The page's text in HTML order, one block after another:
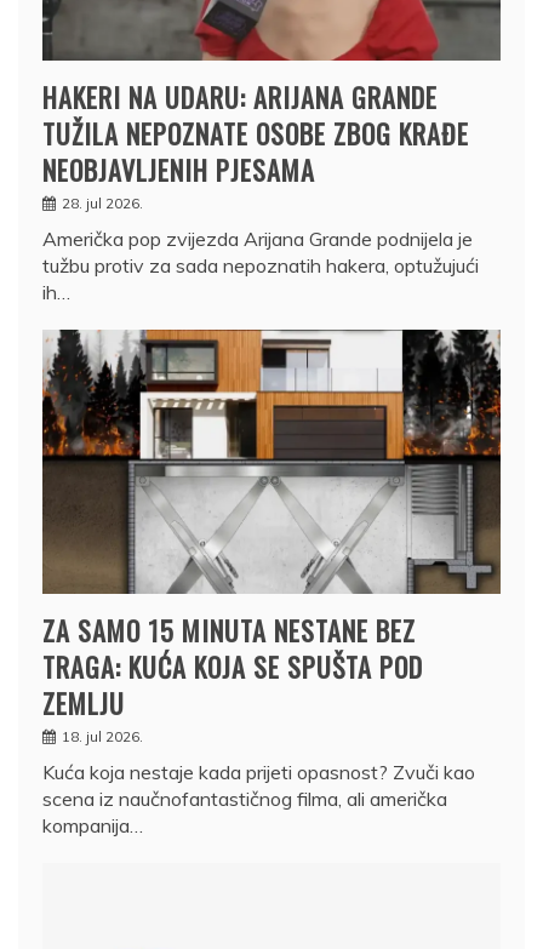
HAKERI NA UDARU: ARIJANA GRANDE
TUŽILA NEPOZNATE OSOBE ZBOG KRAĐE
NEOBJAVLJENIH PJESAMA
28. jul 2026.
Američka pop zvijezda Arijana Grande podnijela je
tužbu protiv za sada nepoznatih hakera, optužujući
ih…
ZA SAMO 15 MINUTA NESTANE BEZ
TRAGA: KUĆA KOJA SE SPUŠTA POD
ZEMLJU
18. jul 2026.
Kuća koja nestaje kada prijeti opasnost? Zvuči kao
scena iz naučnofantastičnog filma, ali američka
kompanija…